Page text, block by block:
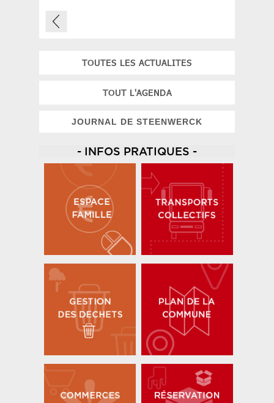
TOUTES LES ACTUALITES
TOUT L'AGENDA
JOURNAL DE STEENWERCK
- INFOS PRATIQUES -